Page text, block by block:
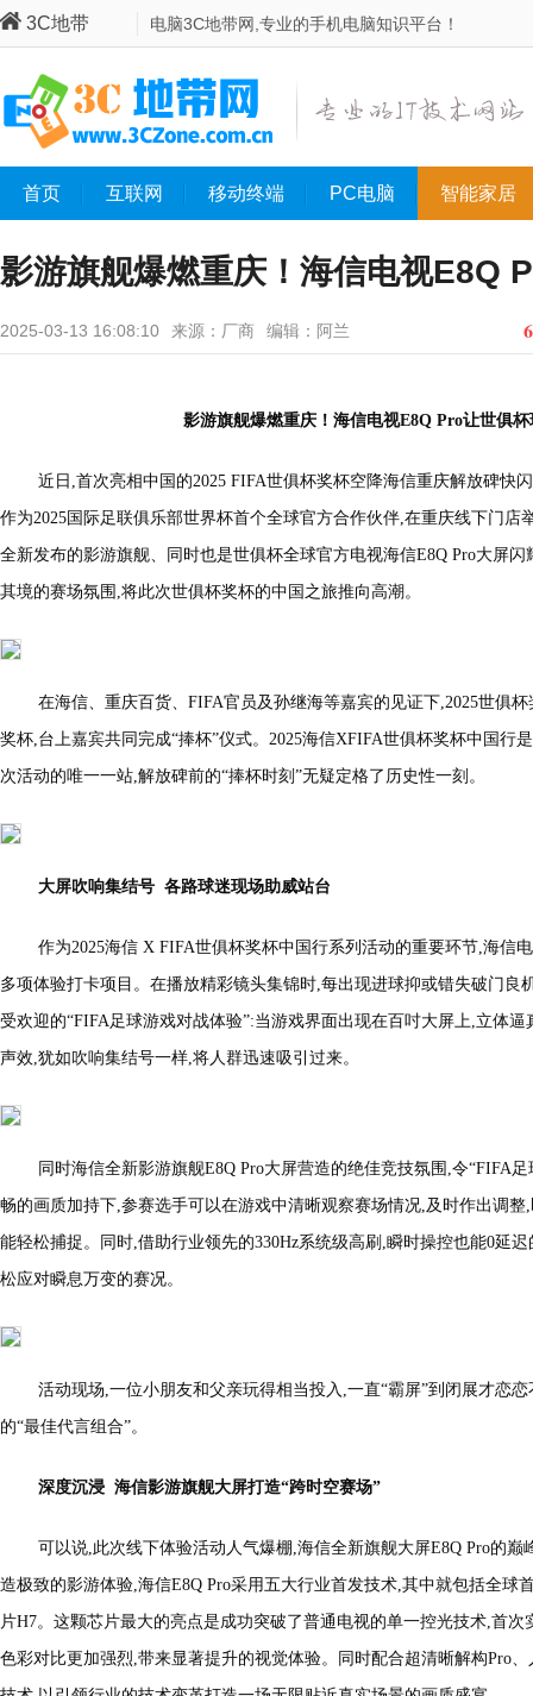
3C地带 电脑3C地带网,专业的手机电脑知识平台！
首页 互联网 移动终端 PC电脑 智能家居
影游旗舰爆燃重庆！海信电视E8Q
呼“不想走"
2025-03-13 16:08:10 来源：厂商 编辑：阿兰
影游旗舰爆燃重庆！海信电视E8Q Pro让世俱
近日,首次亮相中国的2025 FIFA世俱杯奖杯空降海信重庆解放碑快
作为2025国际足联俱乐部世界杯首个全球官方合作伙伴,在重庆线下门店
全新发布的影游旗舰、同时也是世俱杯全球官方电视海信E8Q Pro大屏
其境的赛场氛围,将此次世俱杯奖杯的中国之旅推向高潮。
在海信、重庆百货、FIFA官员及孙继海等嘉宾的见证下,2025世俱
奖杯,台上嘉宾共同完成“捧杯”仪式。2025海信XFIFA世俱杯奖杯中国行
次活动的唯一一站,解放碑前的“捧杯时刻”无疑定格了历史性一刻。
大屏吹响集结号 各路球迷现场助威站台
作为2025海信 X FIFA世俱杯奖杯中国行系列活动的重要环节,海信
多项体验打卡项目。在播放精彩镜头集锦时,每出现进球抑或错失破门良
受欢迎的“FIFA足球游戏对战体验”:当游戏界面出现在百吋大屏上,立体
声效,犹如吹响集结号一样,将人群迅速吸引过来。
同时海信全新影游旗舰E8Q Pro大屏营造的绝佳竞技氛围,令“FIFA
畅的画质加持下,参赛选手可以在游戏中清晰观察赛场情况,及时作出调
能轻松捕捉。同时,借助行业领先的330Hz系统级高刷,瞬时操控也能0延
松应对瞬息万变的赛况。
活动现场,一位小朋友和父亲玩得相当投入,一直“霸屏”到闭展才恋
的“最佳代言组合”。
深度沉浸 海信影游旗舰大屏打造“跨时空赛场”
可以说,此次线下体验活动人气爆棚,海信全新旗舰大屏E8Q Pro的
造极致的影游体验,海信E8Q Pro采用五大行业首发技术,其中就包括全球
片H7。这颗芯片最大的亮点是成功突破了普通电视的单一控光技术,首次
色彩对比更加强烈,带来显著提升的视觉体验。同时配合超清晰解构Pro